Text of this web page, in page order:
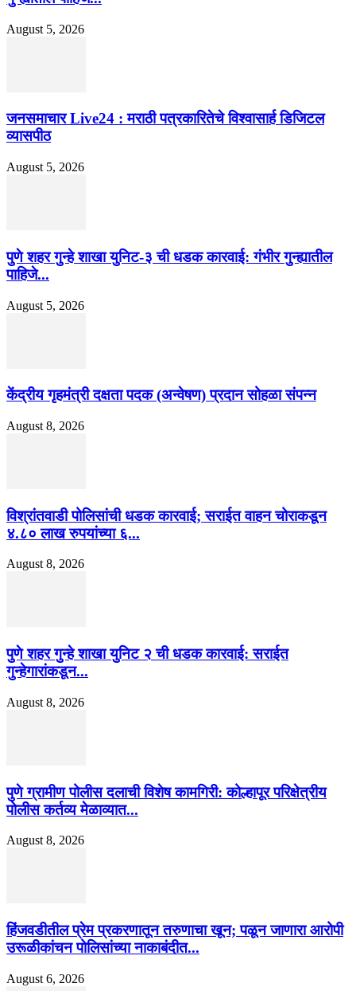
August 5, 2026
जनसमाचार Live24 : मराठी पत्रकारितेचे विश्वासार्ह डिजिटल
व्यासपीठ
August 5, 2026
पुणे शहर गुन्हे शाखा युनिट-३ ची धडक कारवाई: गंभीर गुन्ह्यातील
पाहिजे...
August 5, 2026
केंद्रीय गृहमंत्री दक्षता पदक (अन्वेषण) प्रदान सोहळा संपन्न
August 8, 2026
विश्रांतवाडी पोलिसांची धडक कारवाई; सराईत वाहन चोराकडून
४.८० लाख रुपयांच्या ६...
August 8, 2026
पुणे शहर गुन्हे शाखा युनिट २ ची धडक कारवाई: सराईत
गुन्हेगारांकडून...
August 8, 2026
पुणे ग्रामीण पोलीस दलाची विशेष कामगिरी: कोल्हापूर परिक्षेत्रीय
पोलीस कर्तव्य मेळाव्यात...
August 8, 2026
हिंजवडीतील प्रेम प्रकरणातून तरुणाचा खून; पळून जाणारा आरोपी
उरूळीकांचन पोलिसांच्या नाकाबंदीत...
August 6, 2026